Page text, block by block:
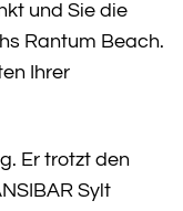
und Sie die
Rantum Beach.
Ihrer
Er trotzt den
Sylt